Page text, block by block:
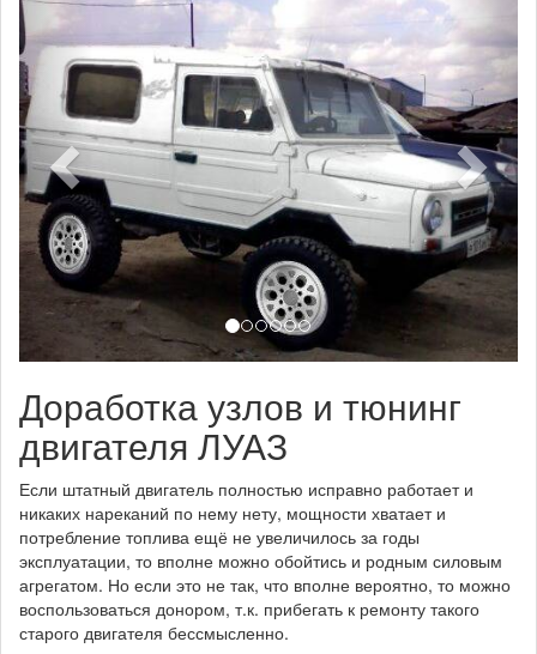
Доработка узлов и тюнинг
двигателя ЛУАЗ
Если штатный двигатель полностью исправно работает и
никаких нареканий по нему нету, мощности хватает и
потребление топлива ещё не увеличилось за годы
эксплуатации, то вполне можно обойтись и родным силовым
агрегатом. Но если это не так, что вполне вероятно, то можно
воспользоваться донором, т.к. прибегать к ремонту такого
старого двигателя бессмысленно.